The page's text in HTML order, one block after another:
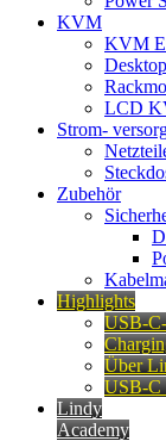
KVM
KVM
LCD
Strom-
Zubehör
Highlights
USB-
Über
USB-C
Lindy
Academy